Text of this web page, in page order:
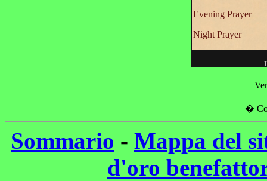
�
Sommario - Mappa del
d'oro